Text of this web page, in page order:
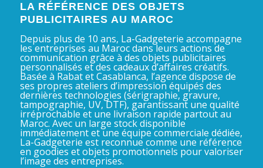
LA RÉFÉRENCE DES OBJETS
PUBLICITAIRES AU MAROC
Depuis plus de 10 ans, La-Gadgeterie accompagne
les entreprises au Maroc dans leurs actions de
communication grâce à des objets publicitaires
personnalisés et des cadeaux d’affaires créatifs.
Basée à Rabat et Casablanca, l’agence dispose de
ses propres ateliers d’impression équipés des
dernières technologies (sérigraphie, gravure,
tampographie, UV, DTF), garantissant une qualité
irréprochable et une livraison rapide partout au
Maroc. Avec un large stock disponible
immédiatement et une équipe commerciale dédiée,
La-Gadgeterie est reconnue comme une référence
en goodies et objets promotionnels pour valoriser
l’image des entreprises.